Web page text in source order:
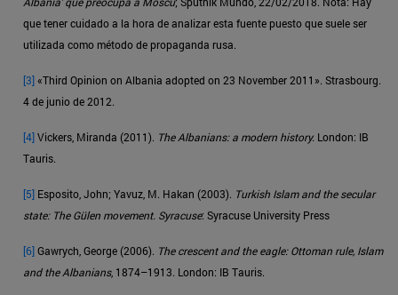
que tener cuidado a la hora de analizar esta fuente puesto que suele ser
utilizada como método de propaganda rusa.
[3]«Third Opinion on Albania adopted on 23 November 2011». Strasbourg.
4 de junio de 2012.
[4]Vickers, Miranda (2011). The Albanians: a modern history. London: IB
Tauris.
[5] Esposito, John; Yavuz, M. Hakan (2003). Turkish Islam and the secular
state: The Gülen movement. Syracuse: Syracuse University Press
[6]Gawrych, George (2006). The crescent and the eagle: Ottoman rule, Islam
and the Albanians, 1874–1913. London: IB Tauris.